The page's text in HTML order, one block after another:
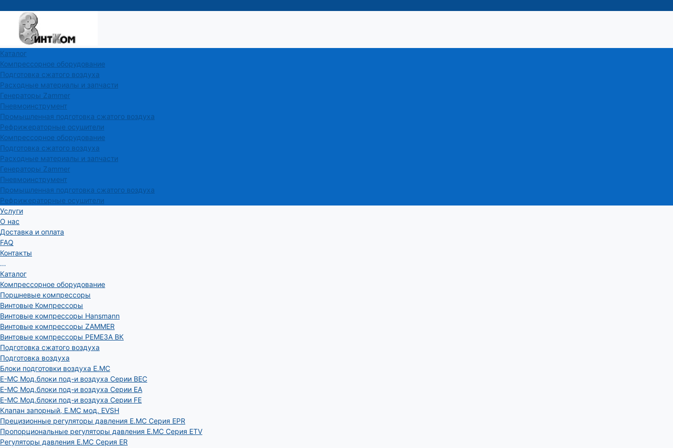
Каталог
Компрессорное оборудование
Подготовка сжатого воздуха
Расходные материалы и запчасти
Генераторы Zammer
Пневмоинструмент
Промышленная подготовка сжатого воздуха
Рефрижераторные осушители
Компрессорное оборудование
Подготовка сжатого воздуха
Расходные материалы и запчасти
Генераторы Zammer
Пневмоинструмент
Промышленная подготовка сжатого воздуха
Рефрижераторные осушители
Услуги
О нас
Доставка и оплата
FAQ
Контакты
...
Каталог
Компрессорное оборудование
Поршневые компрессоры
Винтовые Компрессоры
Винтовые компрессоры Hansmann
Винтовые компрессоры ZAMMER
Винтовые компрессоры РЕМЕЗА ВК
Подготовка сжатого воздуха
Подготовка воздуха
Блоки подготовки воздуха E.MC
E-MC Мод.блоки под-и воздуха Серии BEC
E-MC Мод.блоки под-и воздуха Серии EA
E-MC Мод.блоки под-и воздуха Серии FE
Клапан запорный, E.MC мод. EVSH
Прецизионные регуляторы давления E.MC Серия EPR
Пропорциональные регуляторы давления E.MC Серия ETV
Регуляторы давления E.MC Серия ER